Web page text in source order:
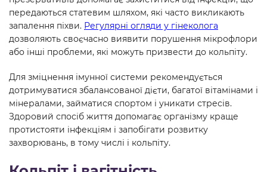
передаються статевим шляхом, які часто викликають
запалення піхви. Регулярні огляди у гінеколога
дозволяють своєчасно виявити порушення мікрофлори
або інші проблеми, які можуть призвести до кольпіту.
Для зміцнення імунної системи рекомендується
дотримуватися збалансованої дієти, багатої вітамінами і
мінералами, займатися спортом і уникати стресів.
Здоровий спосіб життя допомагає організму краще
протистояти інфекціям і запобігати розвитку
захворювань, в тому числі і кольпіту.